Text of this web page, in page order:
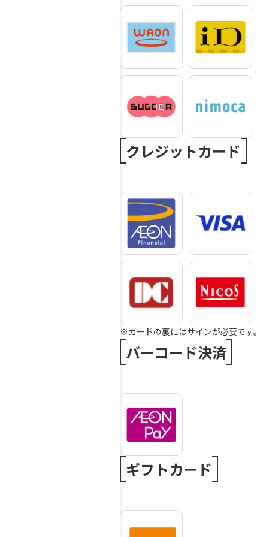
クレジットカード
※カードの裏にはサインが必要です。
バーコード決済
ギフトカード